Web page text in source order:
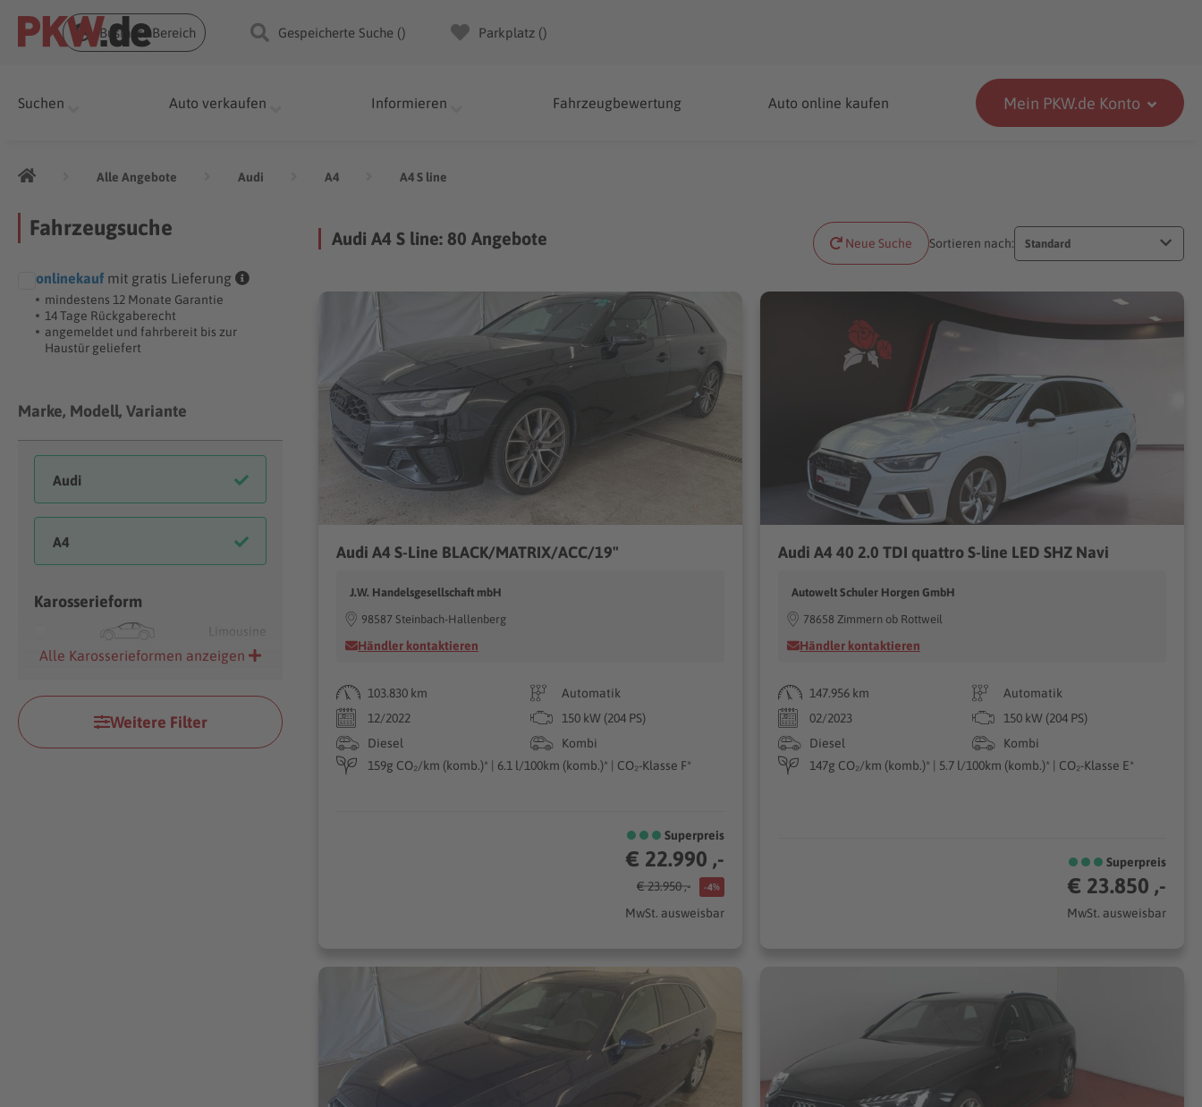
Business Bereich Gespeicherte Suche () Parkplatz ()
Suchen Auto verkaufen Informieren Fahrzeugbewertung Auto online kaufen Mein PKW.de Konto
Alle Angebote Audi A4 A4 S line
Fahrzeugsuche
onlinekauf mit gratis Lieferung
mindestens 12 Monate Garantie
14 Tage Rückgaberecht
angemeldet und fahrbereit bis zur
Haustür geliefert
Marke, Modell, Variante
Karosserieform
Limousine
Alle Karosserieformen anzeigen
Weitere Filter
Audi A4 S line: 80 Angebote Neue Suche Sortieren nach: Standard
Audi A4 S-Line BLACK/MATRIX/ACC/19"
J.W. Handelsgesellschaft mbH
98587 Steinbach-Hallenberg
Händler kontaktieren
103.830 km
Automatik
12/2022
150 kW (204 PS)
Diesel
Kombi
159g CO₂/km (komb.)* | 6.1 l/100km (komb.)* | CO₂-Klasse F*
Superpreis
€ 22.990 ,-
€ 23.950 ,- -4%
MwSt. ausweisbar
Audi A4 40 2.0 TDI quattro S-line LED SHZ Navi
Autowelt Schuler Horgen GmbH
78658 Zimmern ob Rottweil
Händler kontaktieren
147.956 km
Automatik
02/2023
150 kW (204 PS)
Diesel
Kombi
147g CO₂/km (komb.)* | 5.7 l/100km (komb.)* | CO₂-Klasse E*
Superpreis
€ 23.850 ,-
MwSt. ausweisbar